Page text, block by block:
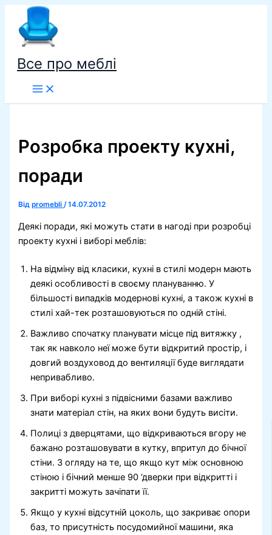
Перейти
вмісту
Все про меблі
Розробка проекту кухні,
поради
Відpromebli/14.07.2012
Деякі поради, які можуть стати в нагоді при розробці
проекту кухні і виборі меблів:
На відміну від класики, кухні в стилі модерн мають
деякі особливості в своєму плануванню. У
більшості випадків модернові кухні, а також кухні в
стилі хай-тек розташовуються по одній стіні.
Важливо спочатку планувати місце під витяжку ,
так як навколо неї може бути відкритий простір, і
довгий воздуховод до вентиляції буде виглядати
непривабливо.
При виборі кухні з підвісними базами важливо
знати матеріал стін, на яких вони будуть висіти.
Полиці з дверцятами, що відкриваються вгору не
бажано розташовувати в кутку, впритул до бічної
стіни. З огляду на те, що якщо кут між основною
стіною і бічний менше 90 ‘дверки при відкритті і
закритті можуть зачіпати її.
Якщо у кухні відсутній цоколь, що закриває опори
баз, то присутність посудомийної машини, яка